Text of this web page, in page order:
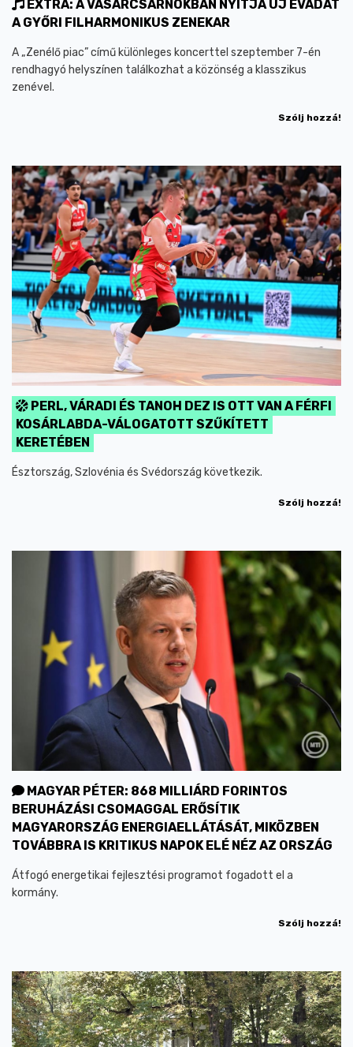
EXTRA: A VÁSÁRCSARNOKBAN NYITJA ÚJ ÉVADÁT
A GYŐRI FILHARMONIKUS ZENEKAR
A „Zenélő piac” című különleges koncerttel szeptember 7-én
rendhagyó helyszínen találkozhat a közönség a klasszikus
zenével.
Szólj hozzá!
PERL, VÁRADI ÉS TANOH DEZ IS OTT VAN A FÉRFI
KOSÁRLABDA-VÁLOGATOTT SZŰKÍTETT
KERETÉBEN
Észtország, Szlovénia és Svédország következik.
Szólj hozzá!
MAGYAR PÉTER: 868 MILLIÁRD FORINTOS
BERUHÁZÁSI CSOMAGGAL ERŐSÍTIK
MAGYARORSZÁG ENERGIAELLÁTÁSÁT, MIKÖZBEN
TOVÁBBRA IS KRITIKUS NAPOK ELÉ NÉZ AZ ORSZÁG
Átfogó energetikai fejlesztési programot fogadott el a
kormány.
Szólj hozzá!